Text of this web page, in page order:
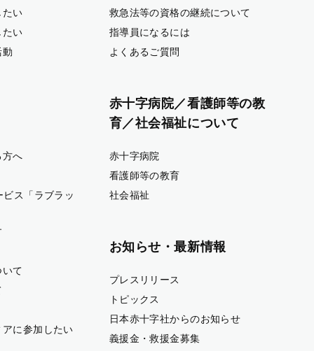
たい
たい
動
方へ
ス「ラブラッ
て
に参加したい
救急法等の資格の継続について
指導員になるには
よくあるご質問
赤十字病院／看護師等の教
育／社会福祉について
赤十字病院
看護師等の教育
社会福祉
お知らせ・最新情報
プレスリリース
トピックス
日本赤十字社からのお知らせ
義援金・救援金募集